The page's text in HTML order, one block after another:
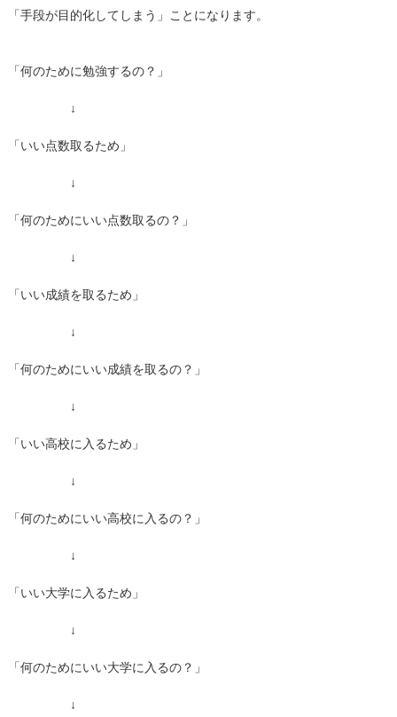
「手段が目的化してしまう」ことになります。
「何のために勉強するの？」
↓
「いい点数取るため」
↓
「何のためにいい点数取るの？」
↓
「いい成績を取るため」
↓
「何のためにいい成績を取るの？」
↓
「いい高校に入るため」
↓
「何のためにいい高校に入るの？」
↓
「いい大学に入るため」
↓
「何のためにいい大学に入るの？」
↓